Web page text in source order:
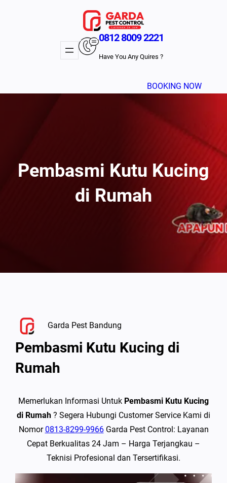
0812 8009 2221
Have You Any Quires ?
BOOKING NOW
Pembasmi Kutu Kucing
di Rumah
Garda Pest Bandung
Pembasmi Kutu Kucing di
Rumah
Memerlukan Informasi Untuk Pembasmi Kutu Kucing
di Rumah ? Segera Hubungi Customer Service Kami di
Nomor0813-8299-9966Garda Pest Control: Layanan
Cepat Berkualitas 24 Jam – Harga Terjangkau –
Teknisi Profesional dan Tersertifikasi.